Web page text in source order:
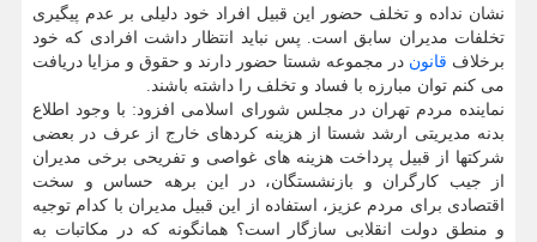
نشان نداده و تخلف حضور این قبیل افراد خود دلیلی بر عدم پیگیری
تخلفات مدیران سابق است. پس نباید انتظار داشت افرادی که خود
برخلاف قانون در مجموعه شستا حضور دارند و حقوق و مزایا دریافت
می کنم توان مبارزه با فساد و تخلف را داشته باشند.
نماینده مردم تهران در مجلس شورای اسلامی افزود: با وجود اطلاع
بدنه مدیریتی ارشد شستا از هزینه کردهای خارج از عرف در بعضی
شرکتها از قبیل پرداخت هزینه های غواصی و تفریحی برخی مدیران
از جیب کارگران و بازنشستگان، در این برهه حساس و سخت
اقتصادی برای مردم عزیز، استفاده از این قبیل مدیران با کدام توجیه
و منطق دولت انقلابی سازگار است؟ همانگونه که در مکاتبات به